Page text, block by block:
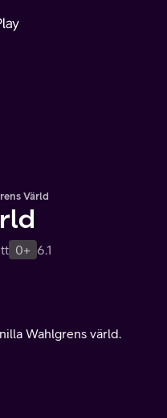
Värld
0+ 6.1
Wahlgrens värld.